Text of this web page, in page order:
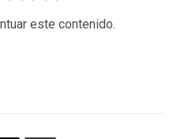
este contenido.